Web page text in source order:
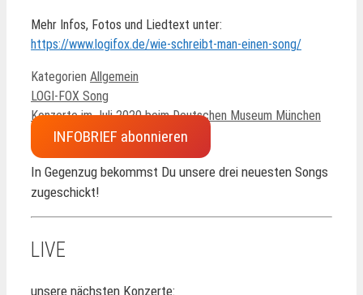
Mehr Infos, Fotos und Liedtext unter:
https://www.logifox.de/wie-schreibt-man-einen-song/
Kategorien Allgemein
LOGI-FOX Song
Konzerte im Juli 2020 beim Deutschen Museum München
INFOBRIEF abonnieren
In Gegenzug bekommst Du unsere drei neuesten Songs
zugeschickt!
LIVE
unsere nächsten Konzerte: